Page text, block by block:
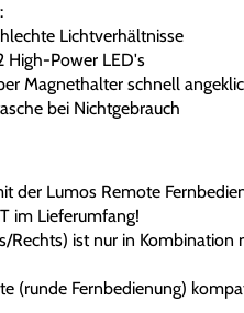
Lichtverhältnisse
High-Power LED's
Magnethalter schnell
bei Nichtgebrauch
der Lumos Remote
im Lieferumfang!
Rechts) ist nur in
(runde Fernbedienung)